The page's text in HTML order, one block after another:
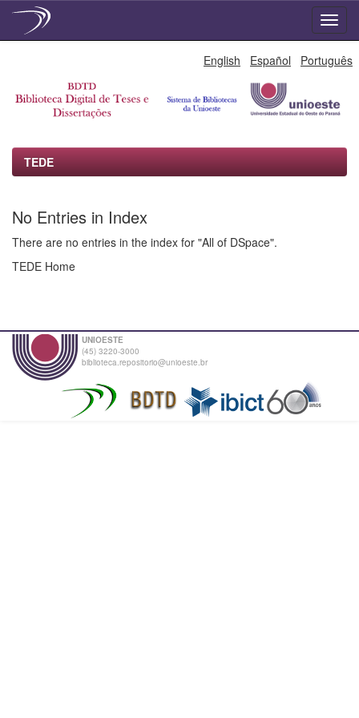
English Español Português
TEDE
No Entries in Index
There are no entries in the index for "All of DSpace".
TEDE Home
UNIOESTE
(45) 3220-3000
biblioteca.repositorio@unioeste.br